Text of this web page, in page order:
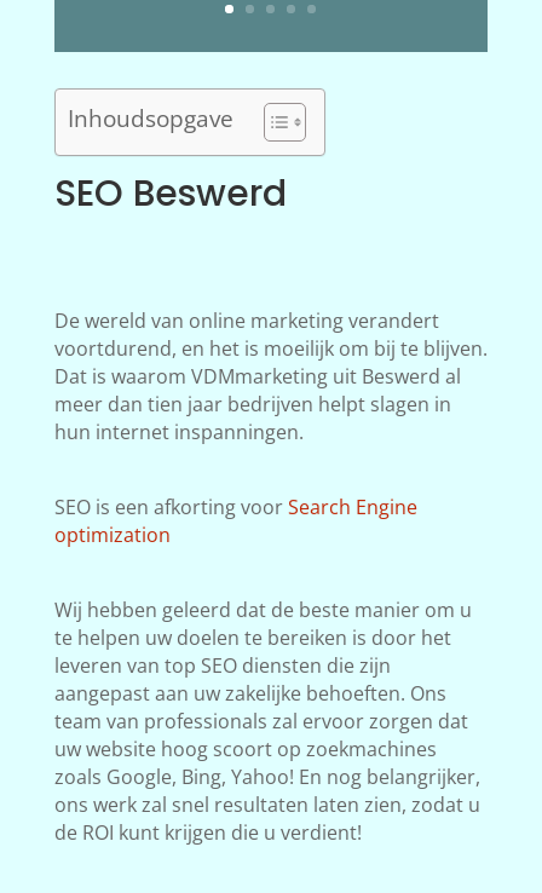
Inhoudsopgave
SEO Beswerd
De wereld van online marketing verandert
voortdurend, en het is moeilijk om bij te blijven.
Dat is waarom VDMmarketing uit Beswerd al
meer dan tien jaar bedrijven helpt slagen in
hun internet inspanningen.
SEO is een afkorting voorSearch Engine
optimization
Wij hebben geleerd dat de beste manier om u
te helpen uw doelen te bereiken is door het
leveren van top SEO diensten die zijn
aangepast aan uw zakelijke behoeften. Ons
team van professionals zal ervoor zorgen dat
uw website hoog scoort op zoekmachines
zoals Google, Bing, Yahoo! En nog belangrijker,
ons werk zal snel resultaten laten zien, zodat u
de ROI kunt krijgen die u verdient!